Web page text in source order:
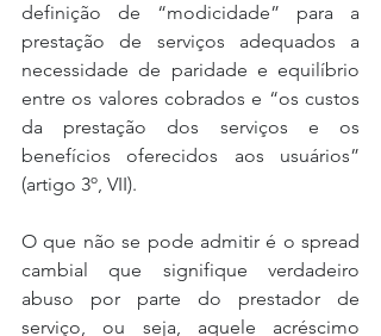
definição de “modicidade” para a
prestação de serviços adequados a
necessidade de paridade e equilíbrio
entre os valores cobrados e “os custos
da prestação dos serviços e os
benefícios oferecidos aos usuários”
(artigo 3º, VII).
O que não se pode admitir é o spread
cambial que signifique verdadeiro
abuso por parte do prestador de
serviço, ou seja, aquele acréscimo